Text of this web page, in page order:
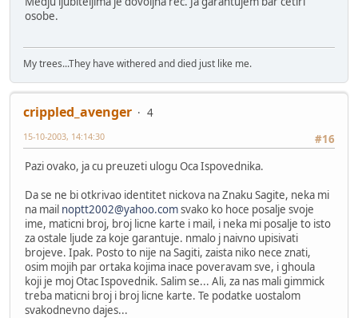
osobe.
My trees...They have withered and died just like me.
crippled_avenger
4
#16
15-10-2003, 14:14:30
Pazi ovako, ja cu preuzeti ulogu Oca Ispovednika.
Da se ne bi otkrivao identitet nickova na Znaku Sagite, neka mi
na mail noptt2002@yahoo.comsvako ko hoce posalje svoje
ime, maticni broj, broj licne karte i mail, i neka mi posalje to isto
za ostale ljude za koje garantuje. nmalo j naivno upisivati
brojeve. Ipak. Posto to nije na Sagiti, zaista niko nece znati,
osim mojih par ortaka kojima inace poveravam sve, i ghoula
koji je moj Otac Ispovednik. Salim se... Ali, za nas mali gimmick
treba maticni broj i broj licne karte. Te podatke uostalom
svakodnevno dajes...